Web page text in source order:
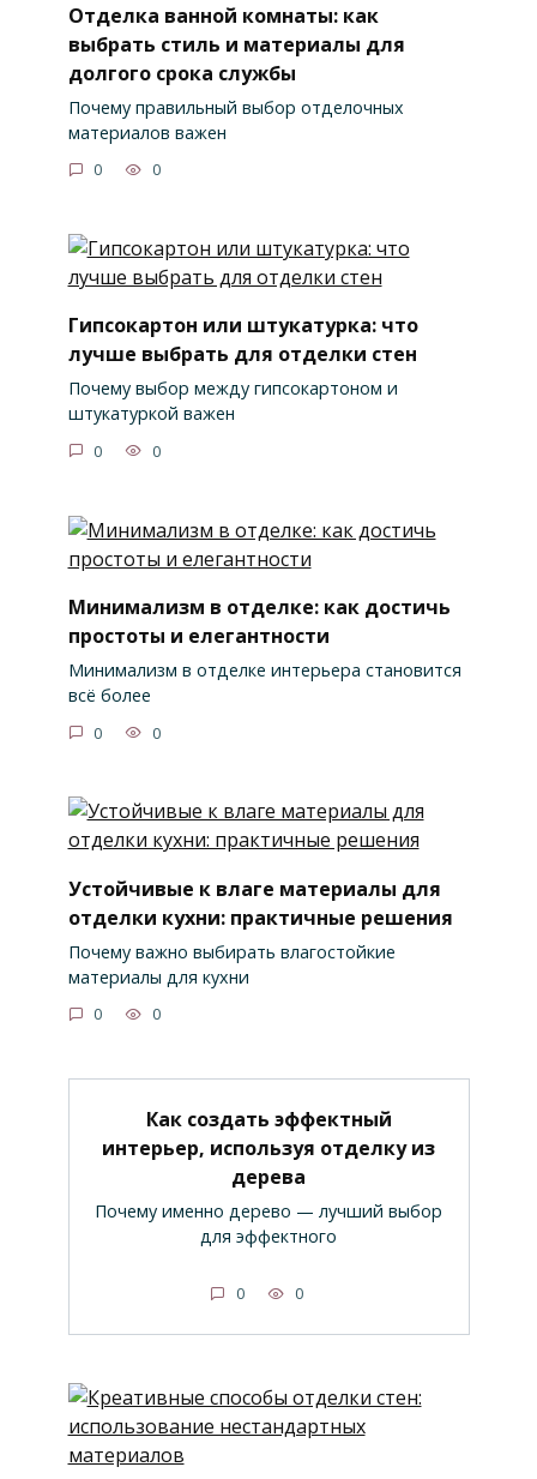
Отделка ванной комнаты: как
выбрать стиль и материалы для
долгого срока службы
Почему правильный выбор отделочных
материалов важен
0 0
Гипсокартон или штукатурка: что
лучше выбрать для отделки стен
Почему выбор между гипсокартоном и
штукатуркой важен
0 0
Минимализм в отделке: как достичь
простоты и елегантности
Минимализм в отделке интерьера становится
всё более
0 0
Устойчивые к влаге материалы для
отделки кухни: практичные решения
Почему важно выбирать влагостойкие
материалы для кухни
0 0
Как создать эффектный
интерьер, используя отделку из
дерева
Почему именно дерево — лучший выбор
для эффектного
0 0